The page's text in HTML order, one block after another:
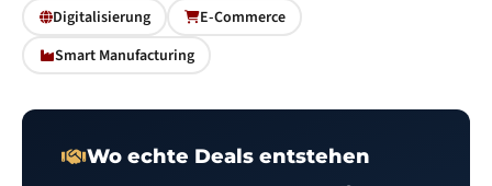
Digitalisierung
E-Commerce
Smart Manufacturing
Wo echte Deals entstehen